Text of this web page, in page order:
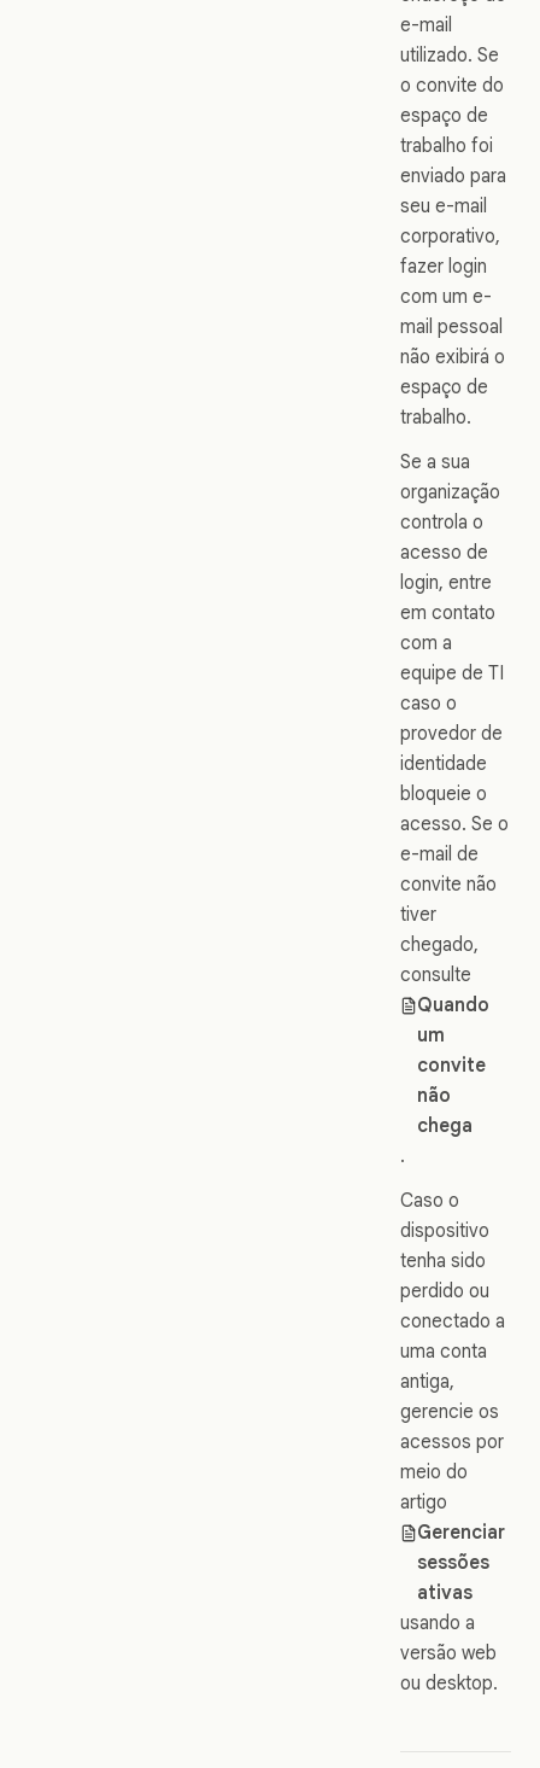
e-mail
utilizado. Se
o convite do
espaço de
trabalho foi
enviado para
seu e-mail
corporativo,
fazer login
com um e-
mail pessoal
não exibirá o
espaço de
trabalho.
Se a sua
organização
controla o
acesso de
login, entre
em contato
com a
equipe de TI
caso o
provedor de
identidade
bloqueie o
acesso. Se o
e-mail de
convite não
tiver
chegado,
consulte
Quando
um
convite
não
chega
.
Caso o
dispositivo
tenha sido
perdido ou
conectado a
uma conta
antiga,
gerencie os
acessos por
meio do
artigo
Gerenciar
sessões
ativas
usando a
versão web
ou desktop.